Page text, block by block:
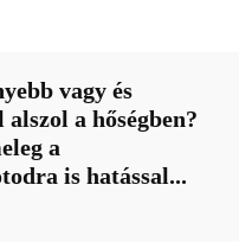
vagy és
alszol a hőségben?
a
is hatással...